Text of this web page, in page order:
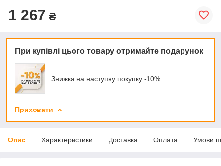
1 267 ₴
При купівлі цього товару отримайте подарунок
Знижка на наступну покупку -10%
Приховати
Опис Характеристики Доставка Оплата Умови